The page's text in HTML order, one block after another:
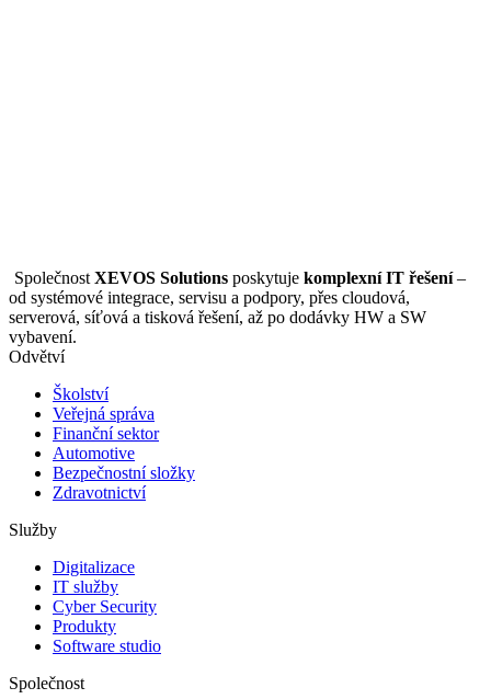
Společnost XEVOS Solutions poskytuje komplexní IT řešení–
od systémové integrace, servisu a podpory, přes cloudová,
serverová, síťová a tisková řešení, až po dodávky HW a SW
vybavení.
Odvětví
Školství
Veřejná správa
Finanční sektor
Automotive
Bezpečnostní složky
Zdravotnictví
Služby
Digitalizace
IT služby
Cyber Security
Produkty
Software studio
Společnost